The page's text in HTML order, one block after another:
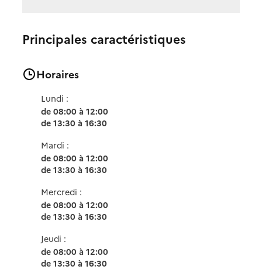
Principales caractéristiques
Horaires
Lundi :
de 08:00 à 12:00
de 13:30 à 16:30
Mardi :
de 08:00 à 12:00
de 13:30 à 16:30
Mercredi :
de 08:00 à 12:00
de 13:30 à 16:30
Jeudi :
de 08:00 à 12:00
de 13:30 à 16:30